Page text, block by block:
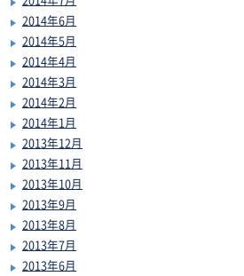
2014年6月
2014年5月
2014年4月
2014年3月
2014年2月
2014年1月
2013年12月
2013年11月
2013年10月
2013年9月
2013年8月
2013年7月
2013年6月